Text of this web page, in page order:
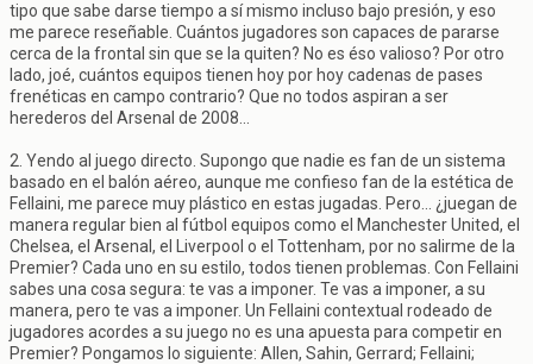
tipo que sabe darse tiempo a sí mismo incluso bajo presión, y eso
me parece reseñable. Cuántos jugadores son capaces de pararse
cerca de la frontal sin que se la quiten? No es éso valioso? Por otro
lado, joé, cuántos equipos tienen hoy por hoy cadenas de pases
frenéticas en campo contrario? Que no todos aspiran a ser
herederos del Arsenal de 2008...
2. Yendo al juego directo. Supongo que nadie es fan de un sistema
basado en el balón aéreo, aunque me confieso fan de la estética de
Fellaini, me parece muy plástico en estas jugadas. Pero... ¿juegan de
manera regular bien al fútbol equipos como el Manchester United, el
Chelsea, el Arsenal, el Liverpool o el Tottenham, por no salirme de la
Premier? Cada uno en su estilo, todos tienen problemas. Con Fellaini
sabes una cosa segura: te vas a imponer. Te vas a imponer, a su
manera, pero te vas a imponer. Un Fellaini contextual rodeado de
jugadores acordes a su juego no es una apuesta para competir en
Premier? Pongamos lo siguiente: Allen, Sahin, Gerrard; Fellaini;